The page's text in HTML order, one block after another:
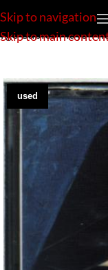
Skip to navigation
Skip to main
Cables Plays
used